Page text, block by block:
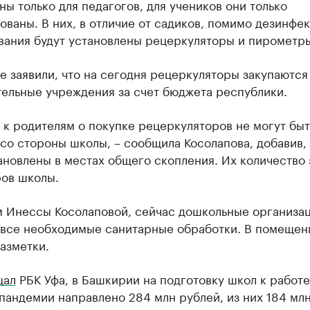
только для педагогов, для учеников они только
В них, в отличие от садиков, помимо
будут установлены рецеркуляторы и
что на сегодня рецеркуляторы
учреждения за счет бюджета республики.
родителям о покупке рецеркуляторов не могут
стороны школы, – сообщила Косолапова, добавив,
в местах общего скопления. Их количество
школы.
Инессы Косолаповой, сейчас дошкольные
необходимые санитарные обработки. В
РБК Уфа, в Башкирии на подготовку школ к
направлено 284 млн рублей, из них 184